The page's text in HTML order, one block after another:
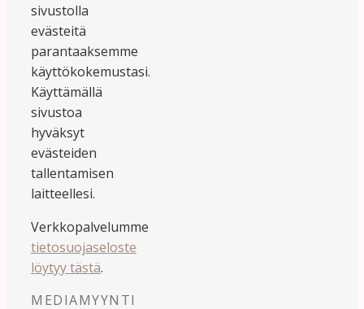
sivustolla
evästeitä
parantaaksemme
käyttökokemustasi.
Käyttämällä
sivustoa
hyväksyt
evästeiden
tallentamisen
laitteellesi.
Verkkopalvelumme
tietosuojaseloste
löytyy tästä.
MEDIAMYYNTI